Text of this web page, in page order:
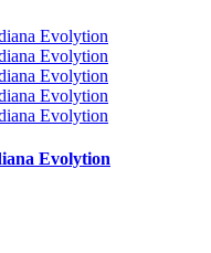
Evolytion